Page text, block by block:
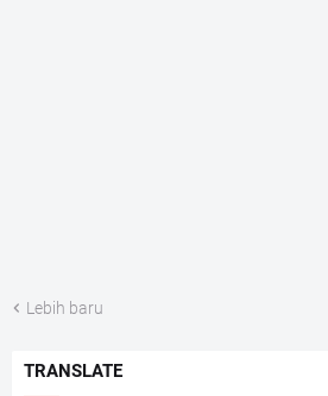
Lebih baru
TRANSLATE